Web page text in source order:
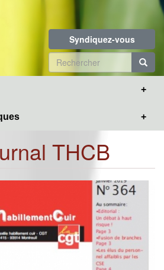
Syndiquez-vous
Formulaire
de
THCB